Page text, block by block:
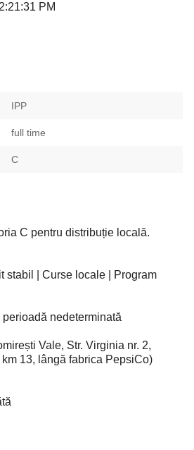
PM
IPP
full time
C
C pentru distribuție locală.
stabil | Curse locale | Program
nedeterminată
Vale, Str. Virginia nr. 2,
km 13, lângă fabrica PepsiCo)